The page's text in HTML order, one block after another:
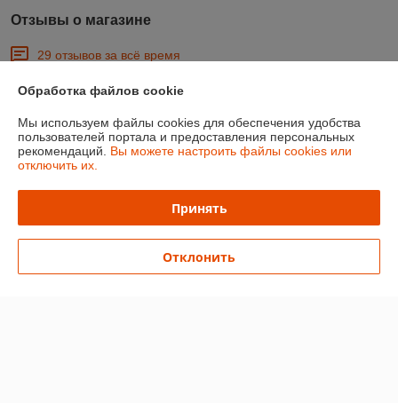
Отзывы о магазине
29 отзывов за всё время
Сергей
Отлично
Покупатель
Отлично
Показать все отзывы
Обработка файлов cookie
Мы используем файлы cookies для обеспечения удобства
пользователей портала и предоставления персональных
рекомендаций. Вы можете настроить файлы cookies или
отключить их.
Принять
Отклонить